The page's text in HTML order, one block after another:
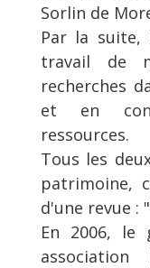
Sorlin de
Par la suite,
travail de
recherches
et en
ressources.
Tous les
patrimoine,
d'une revue :
En 2006, le